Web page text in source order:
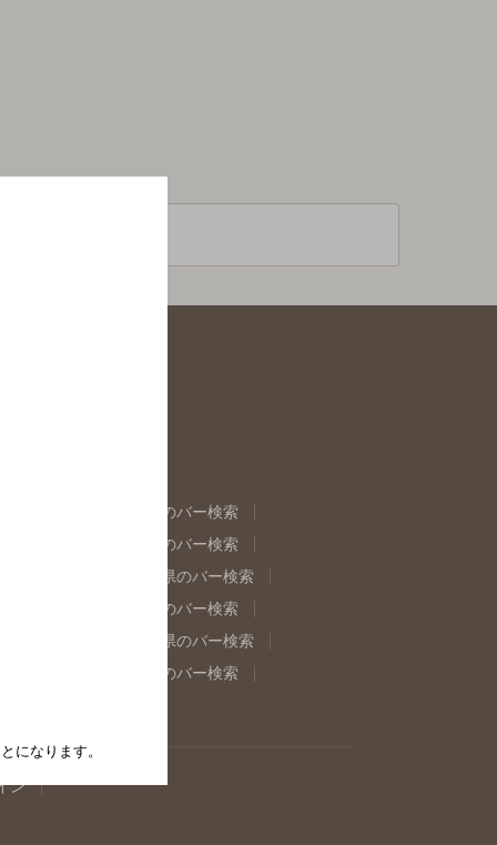
福島県のバー検索
東京都のバー検索
岐阜県のバー検索
奈良県のバー検索
島根県のバー検索
佐賀県のバー検索
ン
になります。